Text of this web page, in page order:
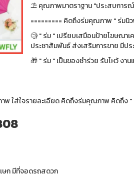
⛱ คุณภาพมาตราฐาน "ประสบการ
========= คิดถึงร่มคุณภาพ " ร่มนิว
🧐 " ร่ม " เปรียบเสมือนป้ายโฆษณาเ
ประชาสัมพันธ์ ส่งเสริมการขาย มีปร
🎁 " ร่ม " เป็นของชำร่วย รับไหว้ งา
ใส่ใจรายละเอียด คิดถึงร่มคุณภาพ คิดถึง
ษก มีที่จอดรถสดวก